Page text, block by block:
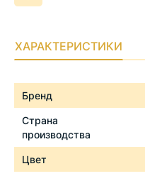
в
желаемого
ХАРАКТЕРИСТИКИ
Характеристики
Бренд
Страна
производства
Цвет